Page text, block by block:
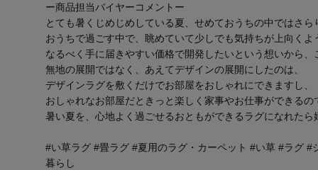
ー商品担当バイヤーコメントー
とても暑くじめじめしている夏、せめておうちの中ではさ
おうちで過ごす中で、眺めていて少しでも気持ちが上向く
なるべく手に届きやすい価格で開発したいという想いから
無地の展開ではなく、あえてデザインの展開にしたのは、
デザインラグを敷くだけでお部屋をおしゃれにできますし、
おしゃれなお部屋だときっと楽しく家事やお仕事ができる
暑い夏を、心地よく過ごせるおともができるラグになれたら
#い草ラグ #畳ラグ #夏用のラグ・カーペット #い草 #ラグ
暮らし